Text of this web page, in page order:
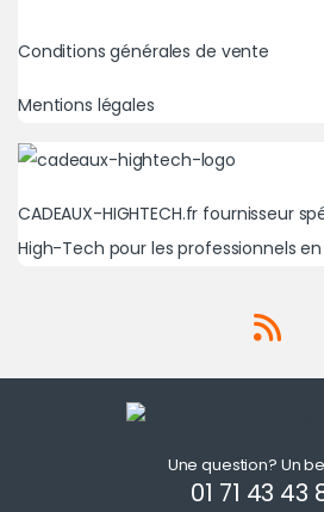
Conditions générales de vente
Mentions légales
CADEAUX-HIGHTECH.fr fournisseur
High-Tech pour les professionnels
Une question? Un
01 71 43 43